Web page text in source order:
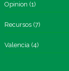
Opinion (1)
Recursos(7)
Valencia(4)